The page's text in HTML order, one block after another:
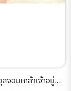
อมเกล้าเจ้าอยู่หัว